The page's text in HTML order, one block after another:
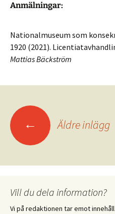
Anmälningar:
Nationalmuseum som
1920 (2021).
Mattias Bäckström
← Äldre inlägg
Vill du dela information?
Vi på redaktionen tar emot